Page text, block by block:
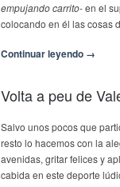
empujando carrito- en el
colocando en él las cosas
Continuar leyendo →
Volta a peu de
Salvo unos pocos que
resto lo hacemos con la
avenidas, gritar felices y
cabida en este deporte